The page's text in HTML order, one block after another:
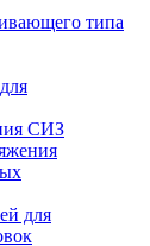
типа
СИЗ
для